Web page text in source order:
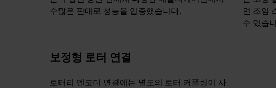
수많은 판매로 성능을 입증했습니다.
면 조임
수 있습
보정형 로터 연결
로터리 엔코더 연결에는 별도의 로터 커플링이 사